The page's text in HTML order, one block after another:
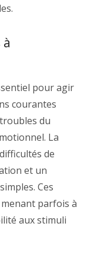
pour agir
courantes
du
La
de
et un
Ces
parfois à
aux stimuli